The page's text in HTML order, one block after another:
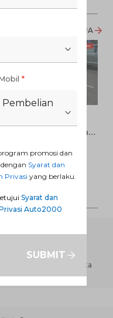
-31 Ags 2026
LIHAT SEMUA
Seimbang antara
penjualan, perawatan,
suku cadang Toyota
Indonesia.
*
Pembelian
promosi dan
Syarat dan
Privasi yang berlaku.
Syarat dan
Auto2000
SUBMIT